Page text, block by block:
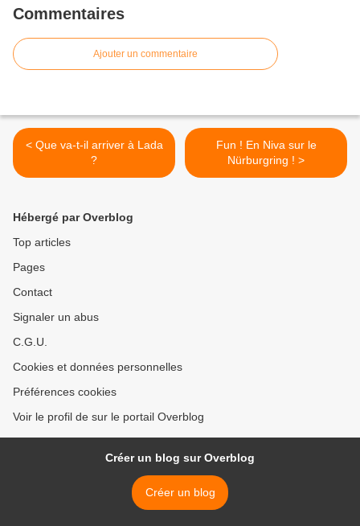
Commentaires
Ajouter un commentaire
< Que va-t-il arriver à Lada
?
Fun ! En Niva sur le
Nürburgring ! >
Hébergé par Overblog
Top articles
Pages
Contact
Signaler un abus
C.G.U.
Cookies et données personnelles
Préférences cookies
Voir le profil de sur le portail Overblog
Créer un blog sur Overblog
Créer un blog